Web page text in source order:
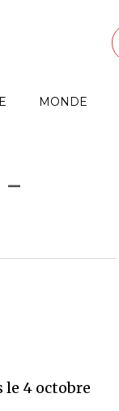
MONDE
le 4 octobre